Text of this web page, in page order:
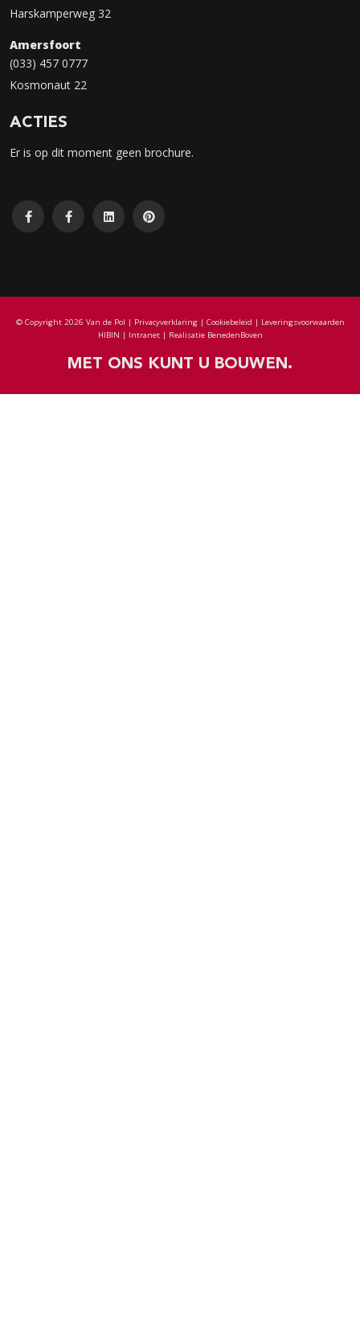
Harskamperweg 32
Amersfoort
(033) 457 0777
Kosmonaut 22
ACTIES
Er is op dit moment geen brochure.
© Copyright 2026 Van de Pol | Privacyverklaring| Cookiebeleid | Leveringsvoorwaarden
HIBIN | Intranet| Realisatie BenedenBoven
MET ONS KUNT U BOUWEN.